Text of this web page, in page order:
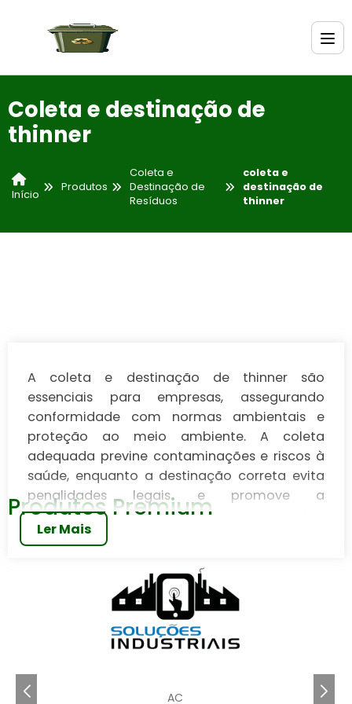
Coleta e destinação de
thinner
Início
Produtos
Coleta e
Destinação de
Resíduos
coleta e
destinação de
thinner
A coleta e destinação de thinner são
essenciais para empresas, assegurando
conformidade com normas ambientais e
proteção ao meio ambiente. A coleta
adequada previne contaminações e riscos à
saúde, enquanto a destinação correta evita
penalidades legais e promove a
sustentabilidade. Soluções comerciais
especializadas oferecem serviços de coleta,
melhorando a imagem da empresa, além de
atrair consumidores conscientes e fortalecer
sua posição no mercado.
A coleta e destinação de thinner são processos
solvente em suas operações. Garantir que o
Ler Mais
Produtos Premium
AC